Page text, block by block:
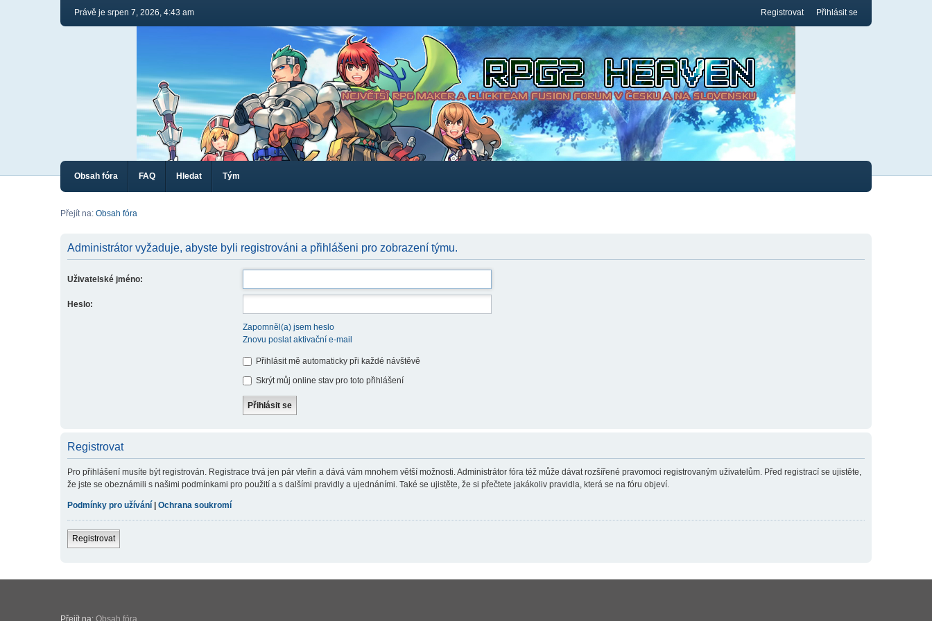
Právě je srpen 7, 2026, 4:43 am Registrovat Přihlásit se
Obsah fóra FAQ Hledat Tým
Přejít na: Obsah fóra
Administrátor vyžaduje, abyste byli registrováni a přihlášeni pro zobrazení týmu.
Uživatelské jméno:
Heslo:
Zapomněl(a) jsem heslo
Znovu poslat aktivační e-mail
Přihlásit mě automaticky při každé návštěvě
Skrýt můj online stav pro toto přihlášení
Registrovat
Pro přihlášení musíte být registrován. Registrace trvá jen pár vteřin a dává vám mnohem větší možnosti. Administrátor fóra též může dávat rozšířené pravomoci registrovaným uživatelům. Před registrací se ujistěte,
že jste se obeznámili s našimi podmínkami pro použití a s dalšími pravidly a ujednáními. Také se ujistěte, že si přečtete jakákoliv pravidla, která se na fóru objeví.
Podmínky pro užívání Ochrana soukromí
Registrovat
Přejít na: Obsah fóra